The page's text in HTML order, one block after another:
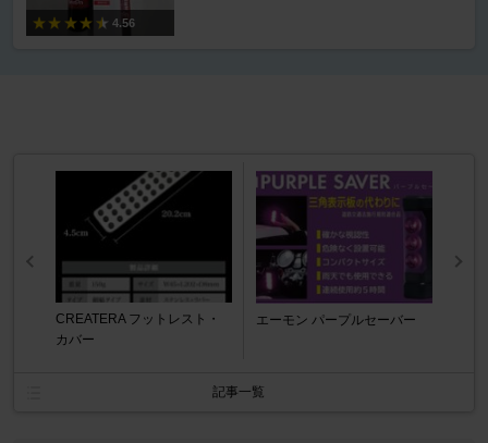
4.56
CREATERA フットレスト・
カバー
エーモン パープルセーバー
記事一覧